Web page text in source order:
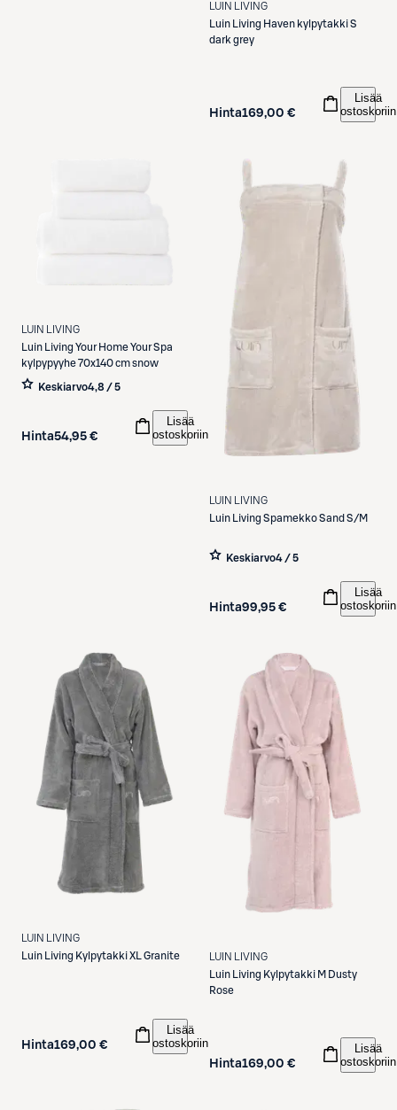
LUIN LIVING
Luin Living Haven kylpytakki S
dark grey
Hinta169,00 €
Lisää
ostoskoriin
LUIN LIVING
Luin Living Your Home Your Spa
kylpypyyhe 70x140 cm snow
Keskiarvo4,8 / 5
Hinta54,95 €
Lisää
ostoskoriin
LUIN LIVING
Luin Living Spamekko Sand S/M
Keskiarvo4 / 5
Hinta99,95 €
Lisää
ostoskoriin
LUIN LIVING
Luin Living Kylpytakki XL Granite
Hinta169,00 €
Lisää
ostoskoriin
LUIN LIVING
Luin Living Kylpytakki M Dusty
Rose
Hinta169,00 €
Lisää
ostoskoriin